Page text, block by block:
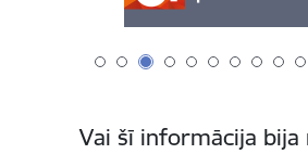
Vai šī informācija bija